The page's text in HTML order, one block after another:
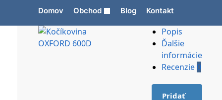
Domov Obchod Blog Kontakt
Popis
Ďalšie
informácie
Recenzie 0
Pridať